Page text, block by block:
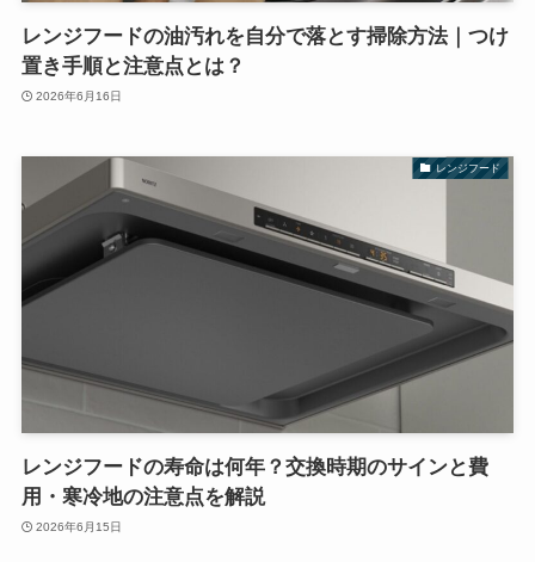
レンジフードの油汚れを自分で落とす掃除方法｜つけ
置き手順と注意点とは？
2026年6月16日
レンジフード
レンジフードの寿命は何年？交換時期のサインと費
用・寒冷地の注意点を解説
2026年6月15日